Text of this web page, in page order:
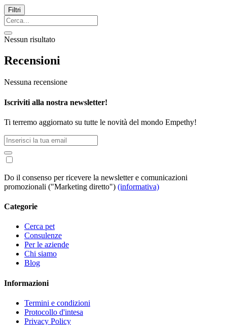
Filtri
Nessun risultato
Recensioni
Nessuna recensione
Iscriviti alla nostra newsletter!
Ti terremo aggiornato su tutte le novità del mondo Empethy!
Do il consenso per ricevere la newsletter e comunicazioni
promozionali ("Marketing diretto") (informativa)
Categorie
Cerca pet
Consulenze
Per le aziende
Chi siamo
Blog
Informazioni
Termini e condizioni
Protocollo d'intesa
Privacy Policy